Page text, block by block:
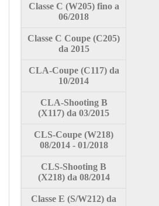
Classe C (W205) fino a
06/2018
Classe C Coupe (C205)
da 2015
CLA-Coupe (C117) da
10/2014
CLA-Shooting B
(X117) da 03/2015
CLS-Coupe (W218)
08/2014 - 01/2018
CLS-Shooting B
(X218) da 08/2014
Classe E (S/W212) da